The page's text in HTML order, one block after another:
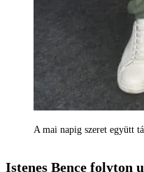
A mai napig szeret együtt
Istenes Bence folyton